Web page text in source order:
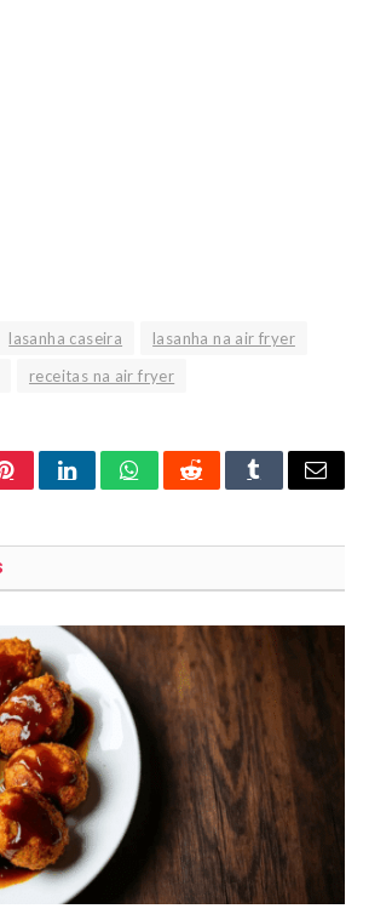
lasanha caseira
lasanha na air fryer
receitas na air fryer
PinterestLinkedInWhatsAppRedditTumblrEmail